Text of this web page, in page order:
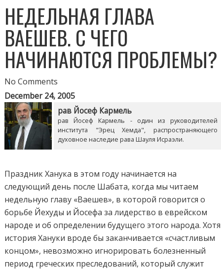
НЕДЕЛЬНАЯ ГЛАВА
ВАЕШЕВ. С ЧЕГО
НАЧИНАЮТСЯ ПРОБЛЕМЫ?
No Comments
December 24, 2005
рав Йосеф Кармель
рав Йосеф Кармель - один из руководителей
института "Эрец Хемда", распространяющего
духовное наследие рава Шауля Исраэли.
Праздник Ханука в этом году начинается на
следующий день после Шабата, когда мы читаем
недельную главу «Ваешев», в которой говорится о
борьбе Йехуды и Йосефа за лидерство в еврейском
народе и об определении будущего этого народа. Хотя
история Хануки вроде бы заканчивается «счастливым
концом», невозможно игнорировать болезненный
период греческих преследований, который служит